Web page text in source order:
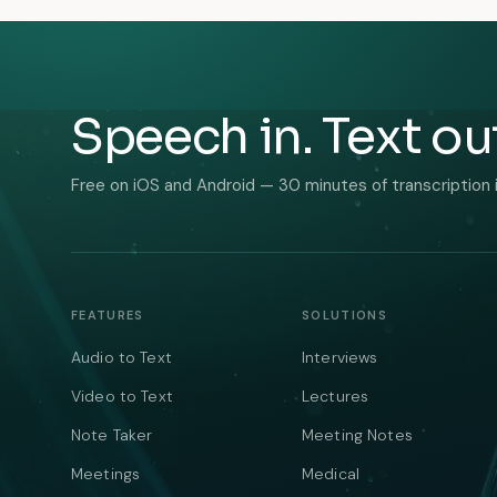
Speech in. Text
Free on iOS and Android — 30 minutes of transcription
FEATURES
Audio to Text
Video to Text
Note Taker
Meetings
SOLUTIONS
Interviews
Lectures
Meeting Notes
Medical